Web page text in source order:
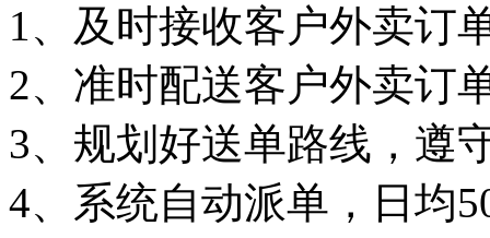
1、及时接收客户外卖订
2、准时配送客户外卖订
3、规划好送单路线，遵
4、系统自动派单，日均